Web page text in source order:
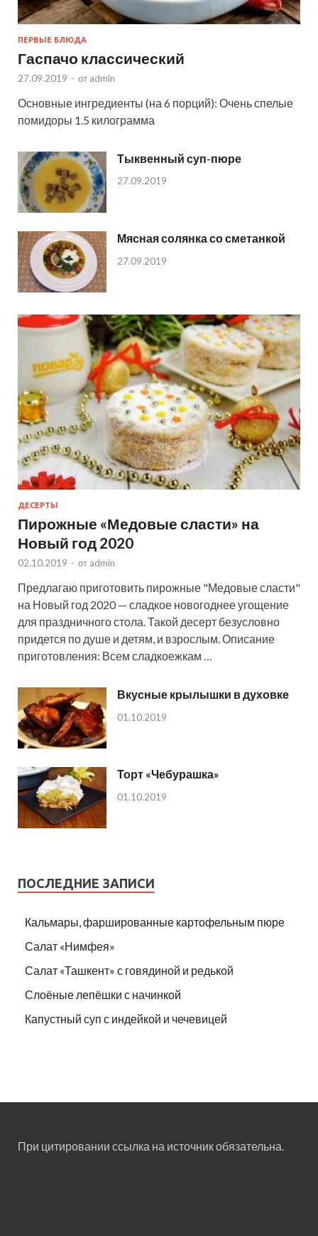
ПЕРВЫЕ БЛЮДА
Гаспачо классический
27.09.2019 - от admin
Основные ингредиенты (на 6 порций): Очень спелые
помидоры 1.5 килограмма
Тыквенный суп-пюре
27.09.2019
Мясная солянка со сметанкой
27.09.2019
ДЕСЕРТЫ
Пирожные «Медовые сласти» на
Новый год 2020
02.10.2019 - от admin
Предлагаю приготовить пирожные "Медовые сласти"
на Новый год 2020 — сладкое новогоднее угощение
для праздничного стола. Такой десерт безусловно
придется по душе и детям, и взрослым. Описание
приготовления: Всем сладкоежкам …
Вкусные крылышки в духовке
01.10.2019
Торт «Чебурашка»
01.10.2019
ПОСЛЕДНИЕ ЗАПИСИ
Кальмары, фаршированные картофельным пюре
Салат «Нимфея»
Салат «Ташкент» с говядиной и редькой
Слоёные лепёшки с начинкой
Капустный суп с индейкой и чечевицей
При цитировании ссылка на источник обязательна.